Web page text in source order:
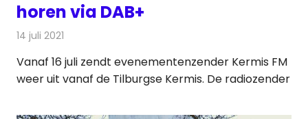
horen via DAB+
14 juli 2021
Vanaf 16 juli zendt evenementenzender Kermis FM
weer uit vanaf de Tilburgse Kermis. De radiozender